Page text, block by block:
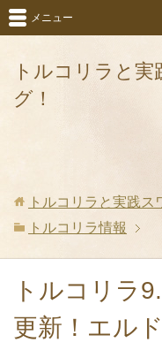
トルコリラと
グ！
メニュー
トルコリラと実践ス
トルコリラ情報
トルコリラ
更新！エル